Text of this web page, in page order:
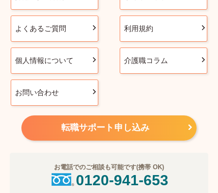
よくあるご質問 利用規約
個人情報について 介護職コラム
お問い合わせ
転職サポート申し込み
お電話でのご相談も可能です(携帯 OK)
0120-941-653